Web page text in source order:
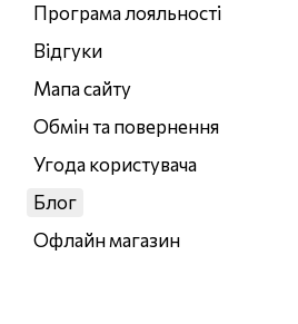
Програма лояльності
Відгуки
Мапа сайту
Обмін та повернення
Угода користувача
Блог
Офлайн магазин